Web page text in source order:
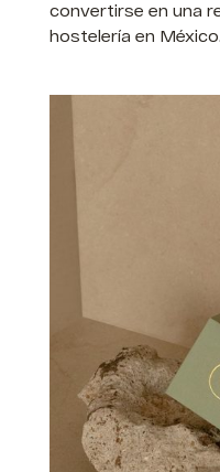
convertirse en una
hostelería en